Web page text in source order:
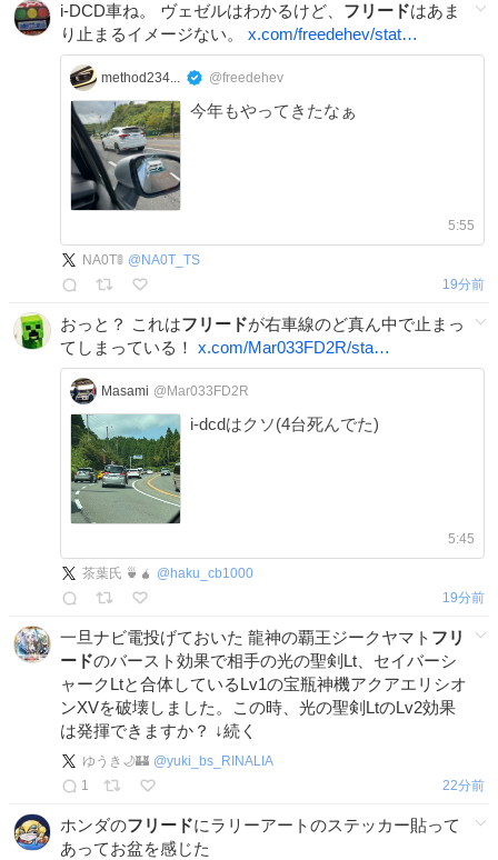
i-DCD車ね。 ヴェゼルはわかるけど、 フリードはあま
り止まるイメージない。 x.com/freedehev/stat…
method234... @freedehev
今年もやってきたなぁ
5:55
NA0T🚦 @ NA0T_TS
19分前
おっと？ これはフリードが右車線のど真ん中で止まっ
てしまっている！ x.com/Mar033FD2R/sta…
Masami @Mar033FD2R
i-dcdはクソ(4台死んでた)
5:45
茶葉氏 🍵🧉 @ haku_cb1000
19分前
一旦ナビ電投げておいた 龍神の覇王ジークヤマト フリ
ードのバースト効果で相手の光の聖剣Lt、セイバーシ
ャークLtと合体しているLv1の宝瓶神機アクアエリシオ
ンXVを破壊しました。この時、光の聖剣LtのLv2効果
は発揮できますか？ ↓続く
ゆうき🌙🏰 @yuki_bs_RINALIA
1
23分前
ホンダのフリードにラリーアートのステッカー貼って
あってお盆を感じた